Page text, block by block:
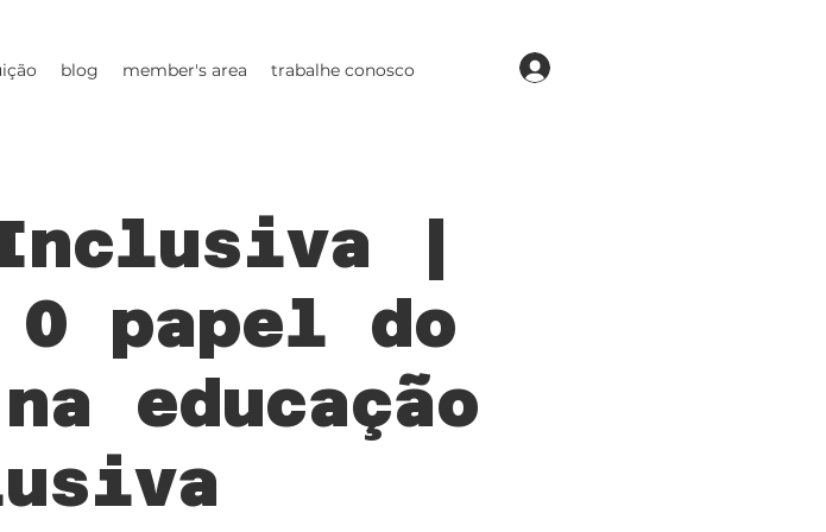
blog member's area trabalhe conosco
Inclusiva |
papel do
educação